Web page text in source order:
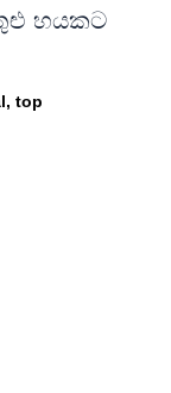
හයකට
, top